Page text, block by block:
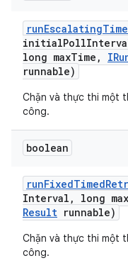
runEscalating
initialPoll
long maxTime ,
runnable)
Chặn và thực thi một
công.
boolean
runFixedTimed
Interval , long max
Result runnable)
Chặn và thực thi một
công.